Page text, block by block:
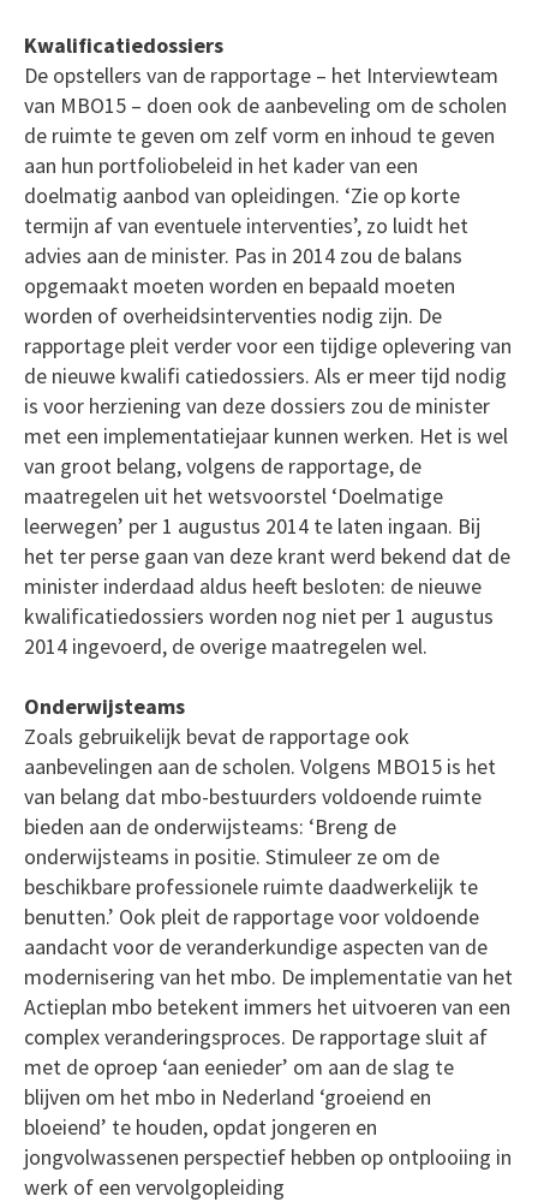
Kwalificatiedossiers
De opstellers van de rapportage – het Interviewteam
van MBO15 – doen ook de aanbeveling om de scholen
de ruimte te geven om zelf vorm en inhoud te geven
aan hun portfoliobeleid in het kader van een
doelmatig aanbod van opleidingen. ‘Zie op korte
termijn af van eventuele interventies’, zo luidt het
advies aan de minister. Pas in 2014 zou de balans
opgemaakt moeten worden en bepaald moeten
worden of overheidsinterventies nodig zijn. De
rapportage pleit verder voor een tijdige oplevering van
de nieuwe kwalifi catiedossiers. Als er meer tijd nodig
is voor herziening van deze dossiers zou de minister
met een implementatiejaar kunnen werken. Het is wel
van groot belang, volgens de rapportage, de
maatregelen uit het wetsvoorstel ‘Doelmatige
leerwegen’ per 1 augustus 2014 te laten ingaan. Bij
het ter perse gaan van deze krant werd bekend dat de
minister inderdaad aldus heeft besloten: de nieuwe
kwalificatiedossiers worden nog niet per 1 augustus
2014 ingevoerd, de overige maatregelen wel.
Onderwijsteams
Zoals gebruikelijk bevat de rapportage ook
aanbevelingen aan de scholen. Volgens MBO15 is het
van belang dat mbo-bestuurders voldoende ruimte
bieden aan de onderwijsteams: ‘Breng de
onderwijsteams in positie. Stimuleer ze om de
beschikbare professionele ruimte daadwerkelijk te
benutten.’ Ook pleit de rapportage voor voldoende
aandacht voor de veranderkundige aspecten van de
modernisering van het mbo. De implementatie van het
Actieplan mbo betekent immers het uitvoeren van een
complex veranderingsproces. De rapportage sluit af
met de oproep ‘aan eenieder’ om aan de slag te
blijven om het mbo in Nederland ‘groeiend en
bloeiend’ te houden, opdat jongeren en
jongvolwassenen perspectief hebben op ontplooiing in
werk of een vervolgopleiding